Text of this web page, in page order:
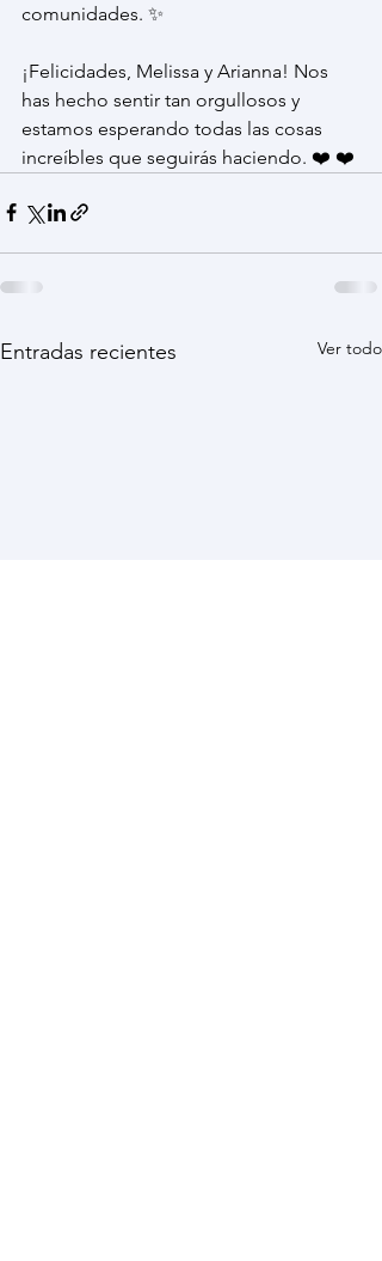
comunidades. ✨
¡Felicidades, Melissa y Arianna! Nos
has hecho sentir tan orgullosos y
estamos esperando todas las cosas
increíbles que seguirás haciendo. ❤️ ❤️
Entradas recientes Ver todo